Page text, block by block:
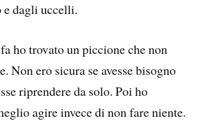
e dagli uccelli.
ho trovato un piccione che non
Non ero sicura se avesse bisogno
riprendere da solo. Poi ho
agire invece di non fare niente.